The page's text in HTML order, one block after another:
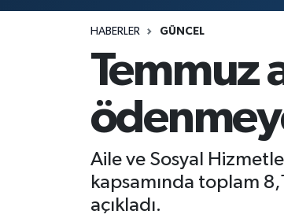
HABERLER GÜNCEL
Temmuz
Aile ve Sosyal
kapsamında toplam
açıkladı.
Resmi İlanlar
Si̇yaset
Tüm Manşetler
Son Dakika Haberleri
Haber Arşivi